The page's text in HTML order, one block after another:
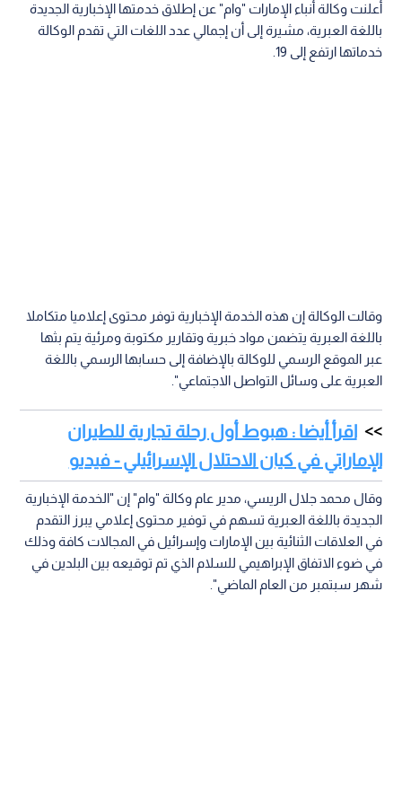
أعلنت وكالة أنباء الإمارات "وام" عن إطلاق خدمتها الإخبارية الجديدة
باللغة العبرية، مشيرة إلى أن إجمالي عدد اللغات التي تقدم الوكالة
خدماتها ارتفع إلى 19.
وقالت الوكالة إن هذه الخدمة الإخبارية توفر محتوى إعلاميا متكاملا
باللغة العبرية يتضمن مواد خبرية وتقارير مكتوبة ومرئية يتم بثها
عبر الموقع الرسمي للوكالة بالإضافة إلى حسابها الرسمي باللغة
العبرية على وسائل التواصل الاجتماعي".
اقرأ أيضا : هبوط أول رحلة تجارية للطيران
الإماراتي في كيان الاحتلال الإسرائيلي - فيديو
وقال محمد جلال الريسي، مدير عام وكالة "وام" إن "الخدمة الإخبارية
الجديدة باللغة العبرية تسهم في توفير محتوى إعلامي يبرز التقدم
في العلاقات الثنائية بين الإمارات وإسرائيل في المجالات كافة وذلك
في ضوء الاتفاق الإبراهيمي للسلام الذي تم توقيعه بين البلدين في
شهر سبتمبر من العام الماضي".